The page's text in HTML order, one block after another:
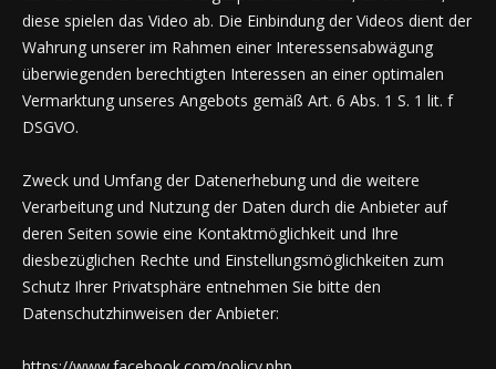
diese spielen das Video ab. Die Einbindung der Videos dient der
Wahrung unserer im Rahmen einer Interessensabwägung
überwiegenden berechtigten Interessen an einer optimalen
Vermarktung unseres Angebots gemäß Art. 6 Abs. 1 S. 1 lit. f
DSGVO.
Zweck und Umfang der Datenerhebung und die weitere
Verarbeitung und Nutzung der Daten durch die Anbieter auf
deren Seiten sowie eine Kontaktmöglichkeit und Ihre
diesbezüglichen Rechte und Einstellungsmöglichkeiten zum
Schutz Ihrer Privatsphäre entnehmen Sie bitte den
Datenschutzhinweisen der Anbieter: